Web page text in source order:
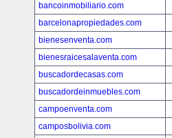
bancoinmobiliario.com
barcelonapropiedades.com
bienesenventa.com
bienesraicesalaventa.com
buscadordecasas.com
buscadordeinmuebles.com
campoenventa.com
camposbolivia.com